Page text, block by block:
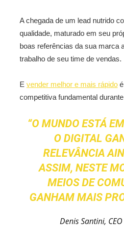
A chegada de um lead nutrido
qualidade, maturado em seu
boas referências da sua marca
trabalho de seu time de vendas.
E vender melhor e mais rápido
competitiva fundamental
“O MUNDO ESTÁ
O DIGITAL
RELEVÂNCIA
ASSIM, NESTE
MEIOS DE
GANHAM MAIS
Denis Santini,